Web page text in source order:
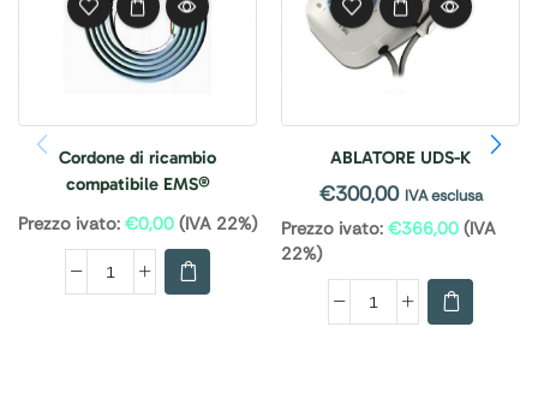
Cordone di ricambio
compatibile EMS®
Prezzo ivato: €0,00 (IVA 22%)
ABLATORE UDS-K
€300,00 IVA esclusa
Prezzo ivato: €366,00 (IVA
22%)